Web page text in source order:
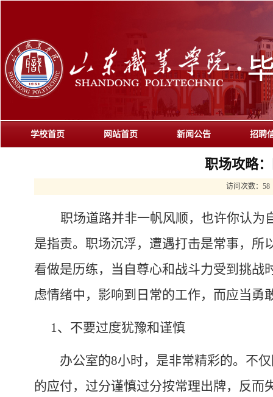
学校首页 网站首页 新闻公告 招聘
职场攻略
访问次数： 58
职场道路并非一帆风顺，也许你认为
是指责。职场沉浮，遭遇打击是常事，所
看做是历练，当自尊心和战斗力受到挑战
虑情绪中，影响到日常的工作，而应当勇
1、不要过度犹豫和谨慎
办公室的8小时，是非常精彩的。不
的应付，过分谨慎过分按常理出牌，反而